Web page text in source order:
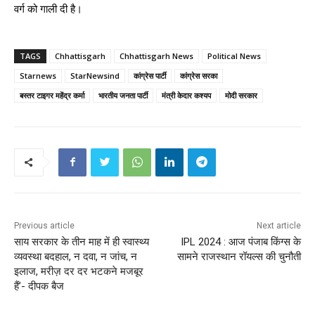
वर्ग को गाली दी है।
TAGS Chhattisgarh Chhattisgarh News
Political News
Starnews
StarNewsind कांग्रेस पार्टी
कांग्रेस सरका
बस्तर टाइगर महेंद्र कर्मा
भारतीय जनता पार्टी मंत्री केदार कश्यप मोदी सरकार
Previous article
साय सरकार के तीन माह में ही स्वास्थ्य
व्यवस्था बदहाल, न दवा, न जांच, न
इलाज, मरीज़ दर दर भटकने मजबूर
हैं’- दीपक बैज
Next article
IPL 2024 : आज पंजाब किंग्स के
सामने राजस्थान रॉयल्स की चुनौती